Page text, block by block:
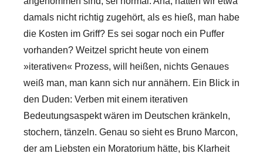
damals nicht richtig zugehört, als es hieß, man habe
die Kosten im Griff? Es sei sogar noch ein Puffer
vorhanden? Weitzel spricht heute von einem
»iterativen« Prozess, will heißen, nichts Genaues
weiß man, man kann sich nur annähern. Ein Blick in
den Duden: Verben mit einem iterativen
Bedeutungsaspekt wären im Deutschen kränkeln,
stochern, tänzeln. Genau so sieht es Bruno Marcon,
der am Liebsten ein Moratorium hätte, bis Klarheit